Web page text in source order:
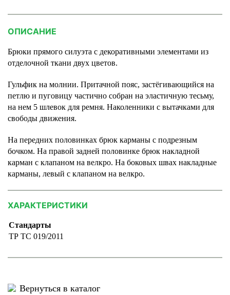
ОПИСАНИЕ
Брюки прямого силуэта с декоративными элементами из
отделочной ткани двух цветов.
Гульфик на молнии. Притачной пояс, застёгивающийся на
петлю и пуговицу частично собран на эластичную тесьму,
на нем 5 шлевок для ремня. Наколенники с вытачками для
свободы движения.
На передних половинках брюк карманы с подрезным
бочком. На правой задней половинке брюк накладной
карман с клапаном на велкро. На боковых швах накладные
карманы, левый с клапаном на велкро.
ХАРАКТЕРИСТИКИ
Стандарты
ТР ТС 019/2011
Вернуться в каталог